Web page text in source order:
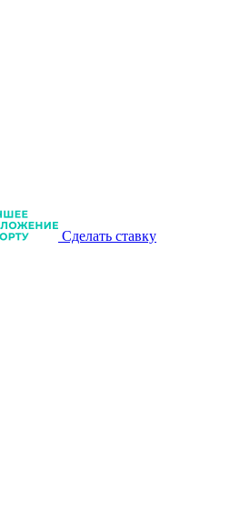
Сделать ставку